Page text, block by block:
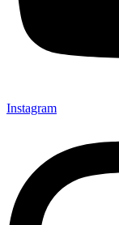
Instagram